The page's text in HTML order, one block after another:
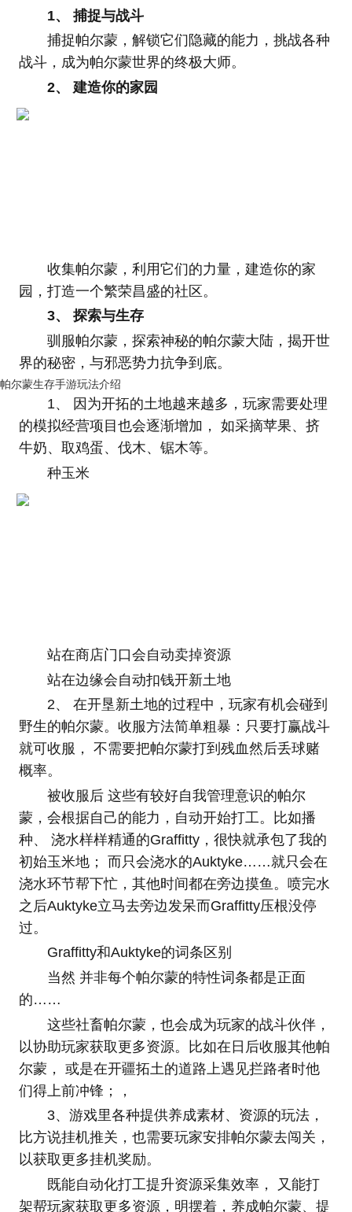
1、 捕捉与战斗
捕捉帕尔蒙，解锁它们隐藏的能力，挑战各种
战斗，成为帕尔蒙世界的终极大师。
2、 建造你的家园
收集帕尔蒙，利用它们的力量，建造你的家
园，打造一个繁荣昌盛的社区。
3、 探索与生存
驯服帕尔蒙，探索神秘的帕尔蒙大陆，揭开世
界的秘密，与邪恶势力抗争到底。
帕尔蒙生存手游玩法介绍
1、 因为开拓的土地越来越多，玩家需要处理
的模拟经营项目也会逐渐增加， 如采摘苹果、挤
牛奶、取鸡蛋、伐木、锯木等。
种玉米
站在商店门口会自动卖掉资源
站在边缘会自动扣钱开新土地
2、 在开垦新土地的过程中，玩家有机会碰到
野生的帕尔蒙。收服方法简单粗暴：只要打赢战斗
就可收服， 不需要把帕尔蒙打到残血然后丢球赌
概率。
被收服后 这些有较好自我管理意识的帕尔
蒙，会根据自己的能力，自动开始打工。比如播
种、 浇水样样精通的Graffitty，很快就承包了我的
初始玉米地； 而只会浇水的Auktyke……就只会在
浇水环节帮下忙，其他时间都在旁边摸鱼。喷完水
之后Auktyke立马去旁边发呆而Graffitty压根没停
过。
Graffitty和Auktyke的词条区别
当然 并非每个帕尔蒙的特性词条都是正面
的……
这些社畜帕尔蒙，也会成为玩家的战斗伙伴，
以协助玩家获取更多资源。比如在日后收服其他帕
尔蒙， 或是在开疆拓土的道路上遇见拦路者时他
们得上前冲锋；，
3、游戏里各种提供养成素材、资源的玩法，
比方说挂机推关，也需要玩家安排帕尔蒙去闯关，
以获取更多挂机奖励。
既能自动化打工提升资源采集效率， 又能打
架帮玩家获取更多资源，明摆着，养成帕尔蒙、提